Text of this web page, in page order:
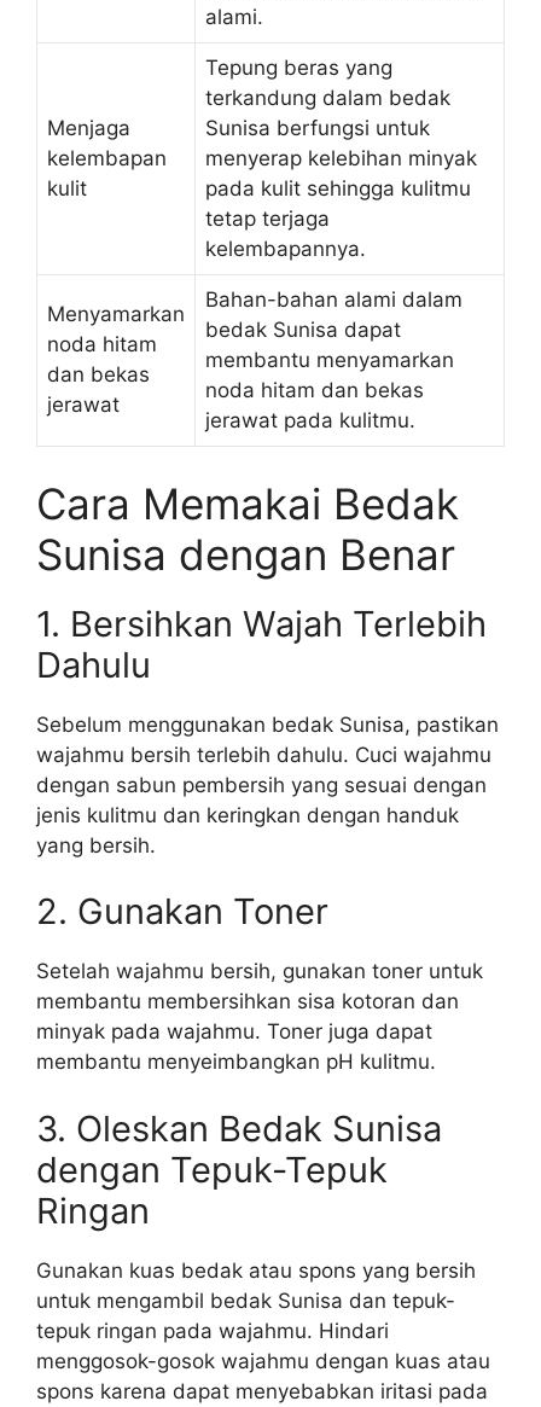
alami.
Menjaga
kelembapan
kulit
Tepung beras yang
terkandung dalam bedak
Sunisa berfungsi untuk
menyerap kelebihan minyak
pada kulit sehingga kulitmu
tetap terjaga
kelembapannya.
Menyamarkan
noda hitam
dan bekas
jerawat
Bahan-bahan alami dalam
bedak Sunisa dapat
membantu menyamarkan
noda hitam dan bekas
jerawat pada kulitmu.
Cara Memakai Bedak
Sunisa dengan Benar
1. Bersihkan Wajah Terlebih
Dahulu
Sebelum menggunakan bedak Sunisa, pastikan
wajahmu bersih terlebih dahulu. Cuci wajahmu
dengan sabun pembersih yang sesuai dengan
jenis kulitmu dan keringkan dengan handuk
yang bersih.
2. Gunakan Toner
Setelah wajahmu bersih, gunakan toner untuk
membantu membersihkan sisa kotoran dan
minyak pada wajahmu. Toner juga dapat
membantu menyeimbangkan pH kulitmu.
3. Oleskan Bedak Sunisa
dengan Tepuk-Tepuk
Ringan
Gunakan kuas bedak atau spons yang bersih
untuk mengambil bedak Sunisa dan tepuk-
tepuk ringan pada wajahmu. Hindari
menggosok-gosok wajahmu dengan kuas atau
spons karena dapat menyebabkan iritasi pada